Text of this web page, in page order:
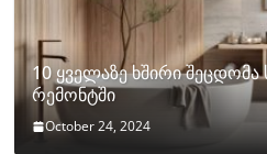
10 ყველაზე ხშირი
რემონტში
October 24, 2024